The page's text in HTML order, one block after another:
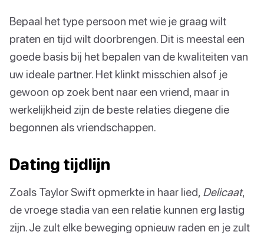
Bepaal het type persoon met wie je graag wilt
praten en tijd wilt doorbrengen. Dit is meestal een
goede basis bij het bepalen van de kwaliteiten van
uw ideale partner. Het klinkt misschien alsof je
gewoon op zoek bent naar een vriend, maar in
werkelijkheid zijn de beste relaties diegene die
begonnen als vriendschappen.
Dating tijdlijn
Zoals Taylor Swift opmerkte in haar lied, Delicaat,
de vroege stadia van een relatie kunnen erg lastig
zijn. Je zult elke beweging opnieuw raden en je zult